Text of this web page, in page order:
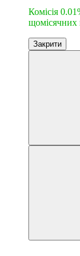
Комісія
щомісячних
Закрити